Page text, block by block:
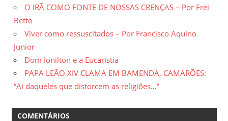
O IRÃ COMO FONTE DE NOSSAS CRENÇAS – Por Frei
Betto
Viver como ressuscitados – Por Francisco Aquino
Junior
Dom Ionilton e a Eucaristia
PAPA LEÃO XIV CLAMA EM BAMENDA, CAMARÕES:
“Ai daqueles que distorcem as religiões…”
COMENTÁRIOS